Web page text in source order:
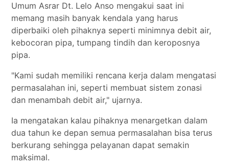
Umum Asrar Dt. Lelo Anso mengakui saat ini
memang masih banyak kendala yang harus
diperbaiki oleh pihaknya seperti minimnya debit air,
kebocoran pipa, tumpang tindih dan keroposnya
pipa.
"Kami sudah memiliki rencana kerja dalam mengatasi
permasalahan ini, seperti membuat sistem zonasi
dan menambah debit air," ujarnya.
Ia mengatakan kalau pihaknya menargetkan dalam
dua tahun ke depan semua permasalahan bisa terus
berkurang sehingga pelayanan dapat semakin
maksimal.